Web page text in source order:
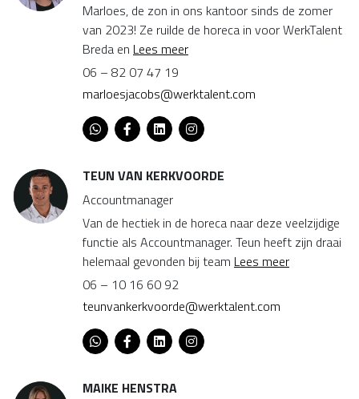
Marloes, de zon in ons kantoor sinds de zomer
van 2023! Ze ruilde de horeca in voor WerkTalent
Breda en Lees meer
06 – 82 07 47 19
marloesjacobs@werktalent.com
TEUN VAN KERKVOORDE
Accountmanager
Van de hectiek in de horeca naar deze veelzijdige
functie als Accountmanager. Teun heeft zijn draai
helemaal gevonden bij team Lees meer
06 – 10 16 60 92
teunvankerkvoorde@werktalent.com
MAIKE HENSTRA